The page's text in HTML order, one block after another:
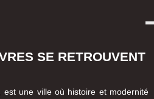
SE RETROUVENT
est une ville où histoire et modernité